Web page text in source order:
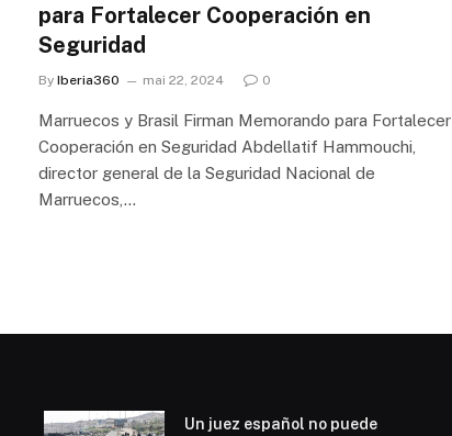
para Fortalecer Cooperación en
Seguridad
By Iberia360 mai 22, 2024 0
Marruecos y Brasil Firman Memorando para Fortalecer
Cooperación en Seguridad Abdellatif Hammouchi,
director general de la Seguridad Nacional de
Marruecos,…
Un juez español no puede